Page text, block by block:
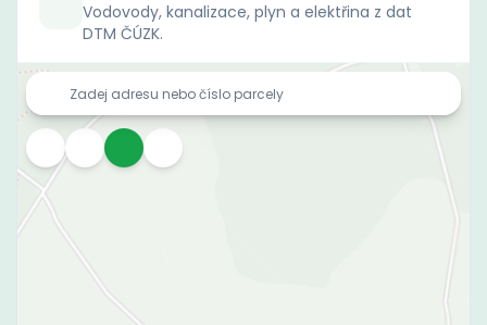
Vodovody, kanalizace, plyn a elektřina z dat
DTM ČÚZK.